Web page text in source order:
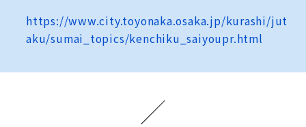
https://www.city.toyonaka.osaka.jp/kurashi/jut
aku/sumai_topics/kenchiku_saiyoupr.html